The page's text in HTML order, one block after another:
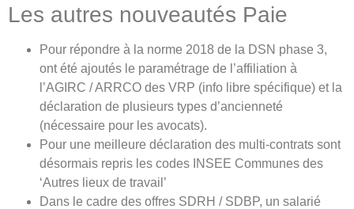
Les autres nouveautés Paie
Pour répondre à la norme 2018 de la DSN phase 3,
ont été ajoutés le paramétrage de l’affiliation à
l’AGIRC / ARRCO des VRP (info libre spécifique) et la
déclaration de plusieurs types d’ancienneté
(nécessaire pour les avocats).
Pour une meilleure déclaration des multi-contrats sont
désormais repris les codes INSEE Communes des
‘Autres lieux de travail’
Dans le cadre des offres SDRH / SDBP, un salarié